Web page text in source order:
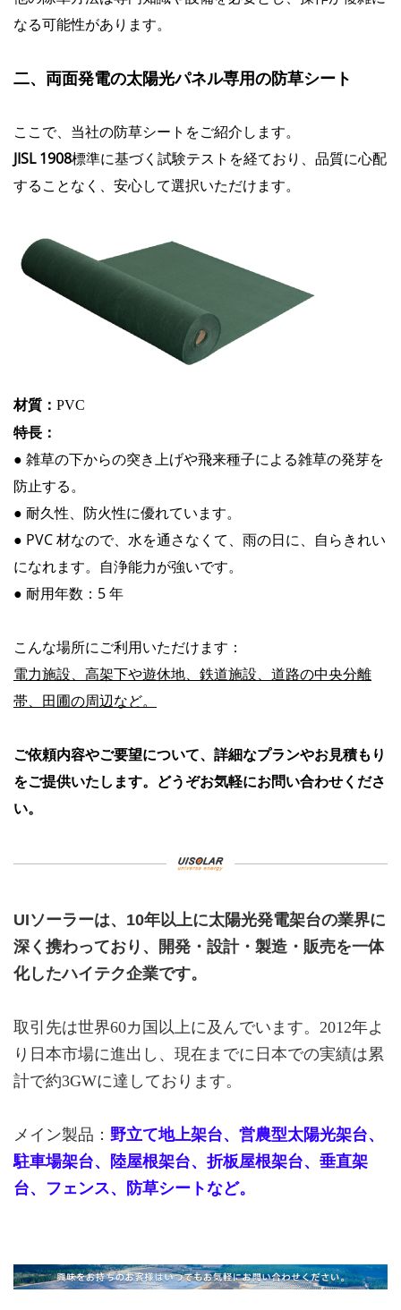
なる可能性があります。
二、両面発電の太陽光パネル専用の防草シート
ここで、当社の防草シートをご紹介します。
JISL 1908標準に基づく試験テストを経ており、品質に心配
することなく、安心して選択いただけます。
材質： PVC
特長：
● 雑草の下からの突き上げや飛来種子による雑草の発芽を
防止する。
● 耐久性、防火性に優れています。
● PVC 材なので、水を通さなくて、雨の日に、自らきれい
になれます。自浄能力が強いです。
● 耐用年数：5 年
こんな場所にご利用いただけます：
電力施設、高架下や遊休地、鉄道施設、道路の中央分離
帯、田圃の周辺など。
ご依頼内容やご要望について、詳細なプランやお見積もり
をご提供いたします。どうぞお気軽にお問い合わせくださ
い。
UIソーラーは、10年以上に太陽光発電架台の業界に
深く携わっており、開発・設計・製造・販売を一体
化したハイテク企業です。
取引先は世界60カ国以上に及んでいます。2012年よ
り日本市場に進出し、現在までに日本での実績は累
計で約3GWに達しております。
メイン製品： 野立て地上架台、 営農型太陽光架台、
駐車場架台、 陸屋根架台、 折板屋根架台、 垂直架
台、 フェンス、 防草シートなど。